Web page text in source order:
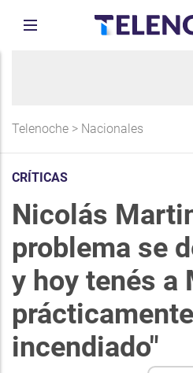
Telenoche > Nacionales
CRÍTICAS
Nicolás
problema se
y hoy tenés a
prácticamente
incendiado"